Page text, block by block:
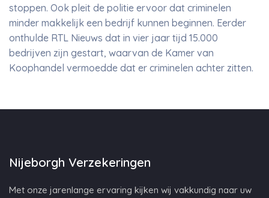
stoppen. Ook pleit de politie ervoor dat criminelen
minder makkelijk een bedrijf kunnen beginnen. Eerder
onthulde RTL Nieuws dat in vier jaar tijd 15.000
bedrijven zijn gestart, waarvan de Kamer van
Koophandel vermoedde dat er criminelen achter zitten.
Nijeborgh Verzekeringen
Met onze jarenlange ervaring kijken wij vakkundig naar uw